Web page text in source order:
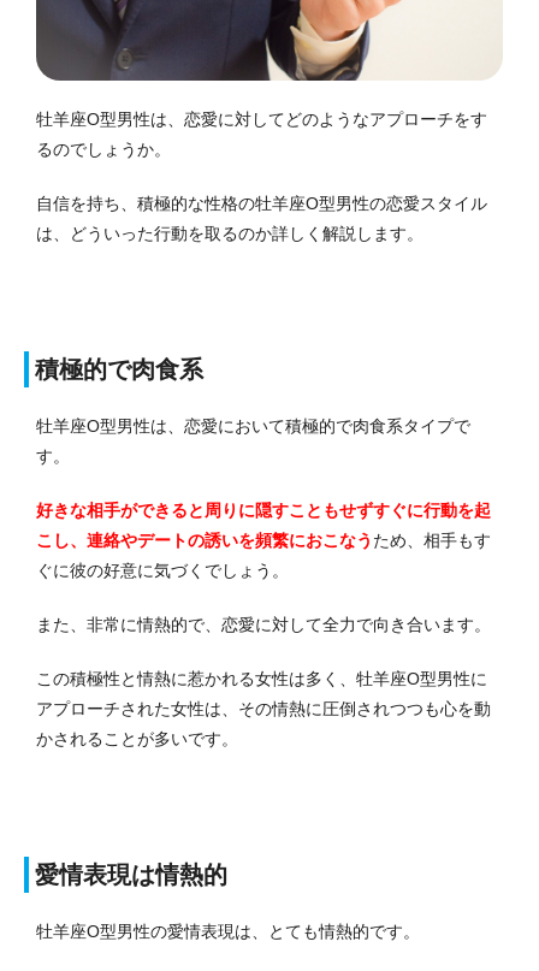
牡羊座O型男性は、恋愛に対してどのようなアプローチをす
るのでしょうか。
自信を持ち、積極的な性格の牡羊座O型男性の恋愛スタイル
は、どういった行動を取るのか詳しく解説します。
積極的で肉食系
牡羊座O型男性は、恋愛において積極的で肉食系タイプで
す。
好きな相手ができると周りに隠すこともせずすぐに行動を起
こし、連絡やデートの誘いを頻繁におこなう ため、相手もす
ぐに彼の好意に気づくでしょう。
また、非常に情熱的で、恋愛に対して全力で向き合います。
この積極性と情熱に惹かれる女性は多く、牡羊座O型男性に
アプローチされた女性は、その情熱に圧倒されつつも心を動
かされることが多いです。
愛情表現は情熱的
牡羊座O型男性の愛情表現は、とても情熱的です。